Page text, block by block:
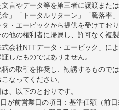
言やデータ等を第三者に譲渡また
金」「トータルリターン」「騰落
・エービックから提供を受けてお
他の権利者に帰属し、許可なく複
式会社NTTデータ・エービック」に
したものではありません。
の取引を推奨し、勧誘するもので
なってください。
、以下のとおりです。
が前営業日の項目：基準価額（前